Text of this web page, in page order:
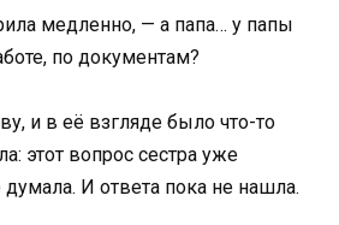
медленно, — а папа… у папы
по документам?
и в её взгляде было что-то
этот вопрос сестра уже
И ответа пока не нашла.